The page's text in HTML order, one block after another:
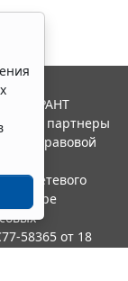
ГАРАНТ
и ее партнеры
правовой
сетевого
в сфере
58365 от 18